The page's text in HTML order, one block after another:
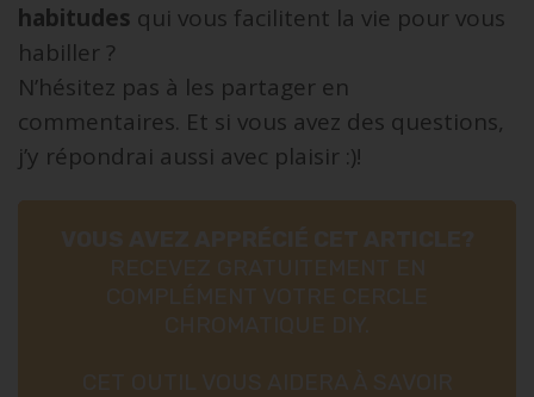
habitudes qui vous facilitent la vie pour vous
habiller ?
N’hésitez pas à les partager en
commentaires. Et si vous avez des questions,
j’y répondrai aussi avec plaisir :)!